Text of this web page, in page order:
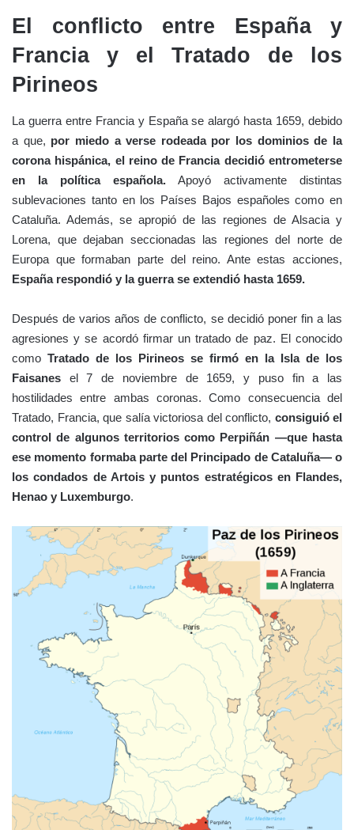
El conflicto entre España y
Francia y el Tratado de los
Pirineos
La guerra entre Francia y España se alargó hasta 1659, debido
a que, por miedo a verse rodeada por los dominios de la
corona hispánica, el reino de Francia decidió entrometerse
en la política española. Apoyó activamente distintas
sublevaciones tanto en los Países Bajos españoles como en
Cataluña. Además, se apropió de las regiones de Alsacia y
Lorena, que dejaban seccionadas las regiones del norte de
Europa que formaban parte del reino. Ante estas acciones,
España respondió y la guerra se extendió hasta 1659.
Después de varios años de conflicto, se decidió poner fin a las
agresiones y se acordó firmar un tratado de paz. El conocido
como Tratado de los Pirineos se firmó en la Isla de los
Faisanes el 7 de noviembre de 1659, y puso fin a las
hostilidades entre ambas coronas. Como consecuencia del
Tratado, Francia, que salía victoriosa del conflicto, consiguió el
control de algunos territorios como Perpiñán —que hasta
ese momento formaba parte del Principado de Cataluña— o
los condados de Artois y puntos estratégicos en Flandes,
Henao y Luxemburgo.